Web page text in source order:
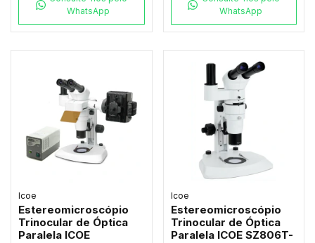
WhatsApp
WhatsApp
Icoe
Estereomicroscópio
Trinocular de Óptica
Paralela ICOE
Icoe
Estereomicroscópio
Trinocular de Óptica
Paralela ICOE SZ806T-